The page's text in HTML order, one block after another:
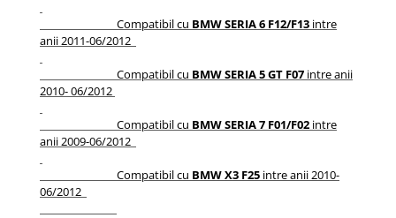
Compatibil cu BMW SERIA 6 F12/F13 intre
anii 2011-06/2012
Compatibil cu BMW SERIA 5 GT F07 intre anii
2010- 06/2012
Compatibil cu BMW SERIA 7 F01/F02 intre
anii 2009-06/2012
Compatibil cu BMW X3 F25 intre anii 2010-
06/2012